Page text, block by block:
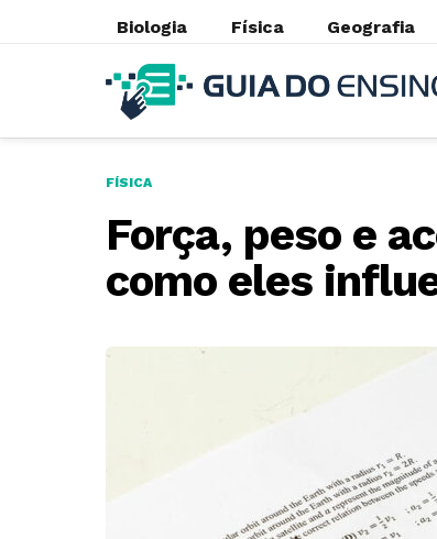
Biologia Física Geografia
FÍSICA
Força, peso e
como eles